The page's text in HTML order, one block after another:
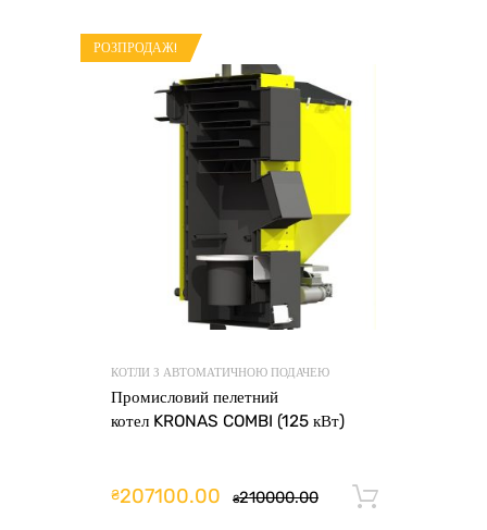
РОЗПРОДАЖ!
КОТЛИ З АВТОМАТИЧНОЮ ПОДАЧЕЮ
Промисловий пелетний
котел KRONAS COMBI (125 кВт)
₴210000.00
₴207100.00